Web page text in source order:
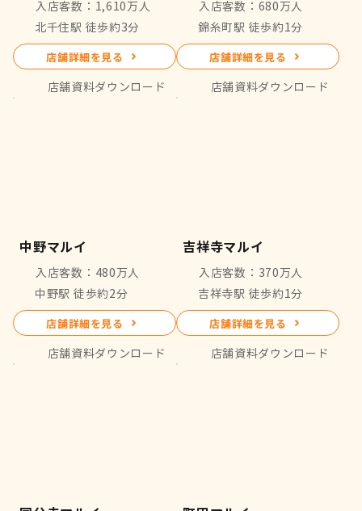
店舗資料ダウンロード
店舗詳細を見る
北千住駅 徒歩約3分
入店客数：1,610万人
店舗資料ダウンロード
店舗詳細を見る
錦糸町駅 徒歩約1分
入店客数：680万人
店舗資料ダウンロード
店舗詳細を見る
中野駅 徒歩約2分
入店客数：480万人
中野マルイ
店舗資料ダウンロード
店舗詳細を見る
吉祥寺駅 徒歩約1分
入店客数：370万人
吉祥寺マルイ